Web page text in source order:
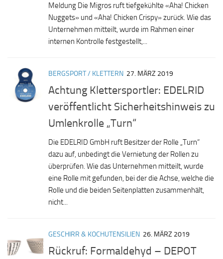
Meldung Die Migros ruft tiefgekühlte «Aha! Chicken
Nuggets» und «Aha! Chicken Crispy» zurück. Wie das
Unternehmen mitteilt, wurde im Rahmen einer
internen Kontrolle festgestellt,...
BERGSPORT / KLETTERN 27. MÄRZ 2019
Achtung Klettersportler: EDELRID
veröffentlicht Sicherheitshinweis zu
Umlenkrolle „Turn“
Die EDELRID GmbH ruft Besitzer der Rolle „Turn“
dazu auf, unbedingt die Vernietung der Rollen zu
überprüfen. Wie das Unternehmen mitteilt, wurde
eine Rolle mit gefunden, bei der die Achse, welche die
Rolle und die beiden Seitenplatten zusammenhält,
nicht...
GESCHIRR & KOCHUTENSILIEN 26. MÄRZ 2019
Rückruf: Formaldehyd – DEPOT